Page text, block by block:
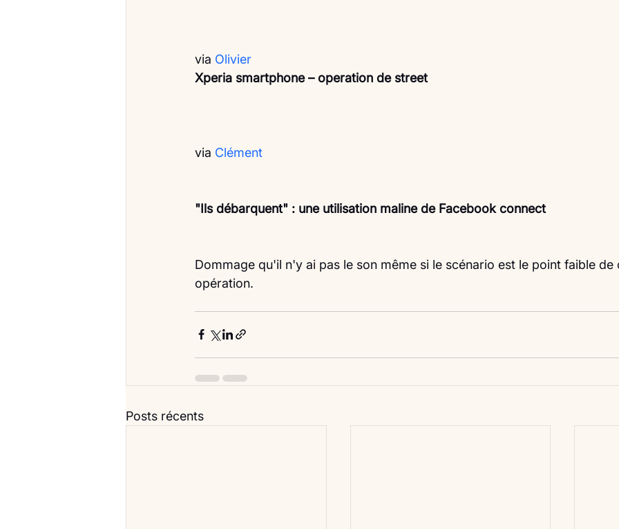
via Olivier
Xperia smartphone – operation de street
via Clément
"Ils débarquent" : une utilisation maline de Facebook connect
Dommage qu'il n'y ai pas le son même si le scénario est le point faible de
opération.
Posts récents